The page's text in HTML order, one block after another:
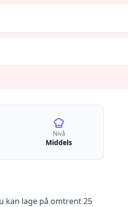
Nivå
Middels
kan lage på omtrent 25